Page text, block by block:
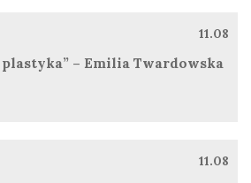
– Emilia Twardowska
11.08
11.08